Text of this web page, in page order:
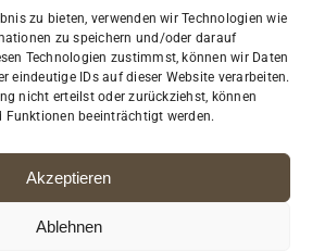
zu bieten, verwenden wir Technologien wie
zu speichern und/oder darauf
Technologien zustimmst, können wir Daten
eindeutige IDs auf dieser Website verarbeiten.
nicht erteilst oder zurückziehst, können
Funktionen beeinträchtigt werden.
Akzeptieren
Ablehnen
App
Get Social